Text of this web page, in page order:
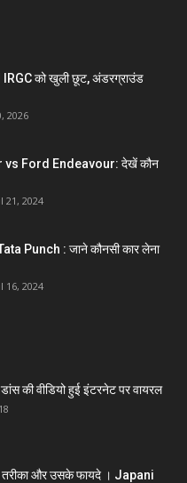
को खुली छूट, अंडरग्राउंड
2026
vs Ford Endeavour: देखें कौन
21, 2024
Punch : जाने कौनसी कार लेना
16, 2024
की वीडियो हुई इंटरनेट पर वायरल
तरीका और उसके फायदे । Japani